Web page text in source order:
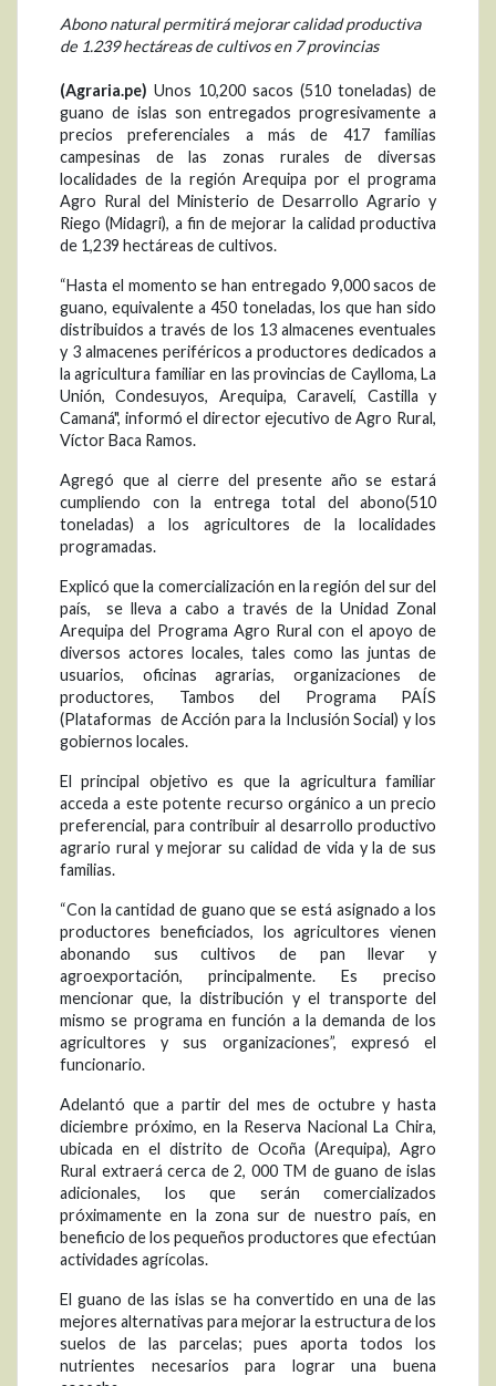
Abono natural permitirá mejorar calidad productiva
de 1.239 hectáreas de cultivos en 7 provincias
(Agraria.pe) Unos 10,200 sacos (510 toneladas) de
guano de islas son entregados progresivamente a
precios preferenciales a más de 417 familias
campesinas de las zonas rurales de diversas
localidades de la región Arequipa por el programa
Agro Rural del Ministerio de Desarrollo Agrario y
Riego (Midagri), a fin de mejorar la calidad productiva
de 1,239 hectáreas de cultivos.
“Hasta el momento se han entregado 9,000 sacos de
guano, equivalente a 450 toneladas, los que han sido
distribuidos a través de los 13 almacenes eventuales
y 3 almacenes periféricos a productores dedicados a
la agricultura familiar en las provincias de Caylloma, La
Unión, Condesuyos, Arequipa, Caravelí, Castilla y
Camaná", informó el director ejecutivo de Agro Rural,
Víctor Baca Ramos.
Agregó que al cierre del presente año se estará
cumpliendo con la entrega total del abono(510
toneladas) a los agricultores de la localidades
programadas.
Explicó que la comercialización en la región del sur del
país, se lleva a cabo a través de la Unidad Zonal
Arequipa del Programa Agro Rural con el apoyo de
diversos actores locales, tales como las juntas de
usuarios, oficinas agrarias, organizaciones de
productores, Tambos del Programa PAÍS
(Plataformas de Acción para la Inclusión Social) y los
gobiernos locales.
El principal objetivo es que la agricultura familiar
acceda a este potente recurso orgánico a un precio
preferencial, para contribuir al desarrollo productivo
agrario rural y mejorar su calidad de vida y la de sus
familias.
“Con la cantidad de guano que se está asignado a los
productores beneficiados, los agricultores vienen
abonando sus cultivos de pan llevar y
agroexportación, principalmente. Es preciso
mencionar que, la distribución y el transporte del
mismo se programa en función a la demanda de los
agricultores y sus organizaciones”, expresó el
funcionario.
Adelantó que a partir del mes de octubre y hasta
diciembre próximo, en la Reserva Nacional La Chira,
ubicada en el distrito de Ocoña (Arequipa), Agro
Rural extraerá cerca de 2, 000 TM de guano de islas
adicionales, los que serán comercializados
próximamente en la zona sur de nuestro país, en
beneficio de los pequeños productores que efectúan
actividades agrícolas.
El guano de las islas se ha convertido en una de las
mejores alternativas para mejorar la estructura de los
suelos de las parcelas; pues aporta todos los
nutrientes necesarios para lograr una buena